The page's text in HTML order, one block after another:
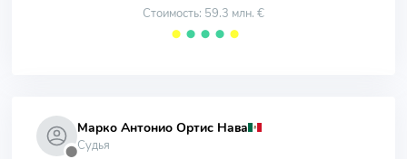
Стоимость: 59.3 млн. €
⬤ ⬤ ⬤ ⬤ ⬤
⬤
Марко Антонио Ортис Нава
Судья